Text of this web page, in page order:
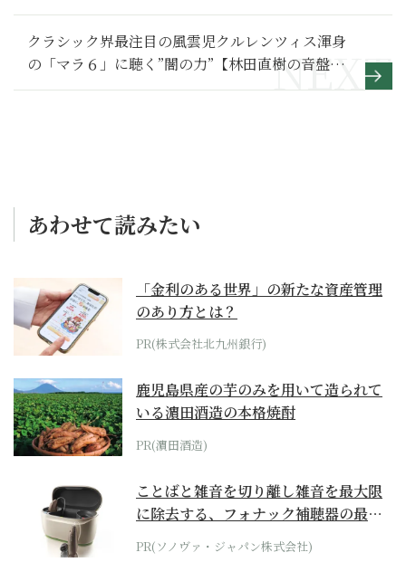
クラシック界最注目の風雲児クルレンツィス渾身
の「マラ６」に聴く”闇の力”【林田直樹の音盤ナ
ビ】
あわせて読みたい
「金利のある世界」の新たな資産管理
のあり方とは？
PR(株式会社北九州銀行)
鹿児島県産の芋のみを用いて造られて
いる濵田酒造の本格焼酎
PR(濵田酒造)
ことばと雑音を切り離し雑音を最大限
に除去する、フォナック補聴器の最上
位モデル
PR(ソノヴァ・ジャパン株式会社)